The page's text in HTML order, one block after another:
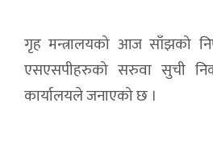
गृह मन्त्रालयको आज साँझको
एसएसपीहरुको सरुवा सुची
कार्यालयले जनाएको छ ।